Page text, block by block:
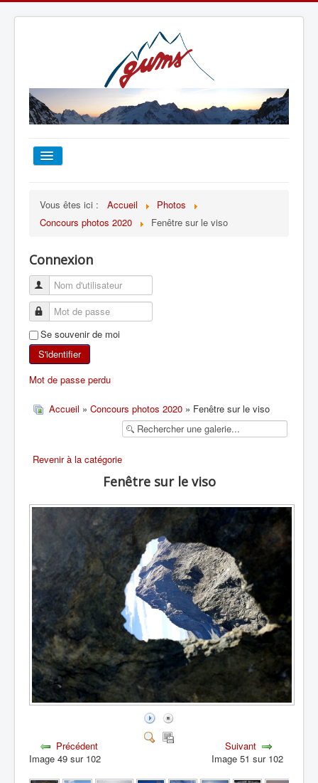
TOUT SUR LE GUMS
ESCALADE
ALPINISME
SKI DE RANDONNÉE
RANDONNÉE SPORTIVE
Vous êtes ici : Accueil
Photos
Concours photos 2020
Fenêtre sur le viso
Connexion
Se souvenir de moi
S'identifier
Mot de passe perdu
Accueil » Concours photos 2020 » Fenêtre sur le viso
Revenir à la catégorie
Fenêtre sur le viso
Précédent
Image 49 sur 102
Suivant
Image 51 sur 102